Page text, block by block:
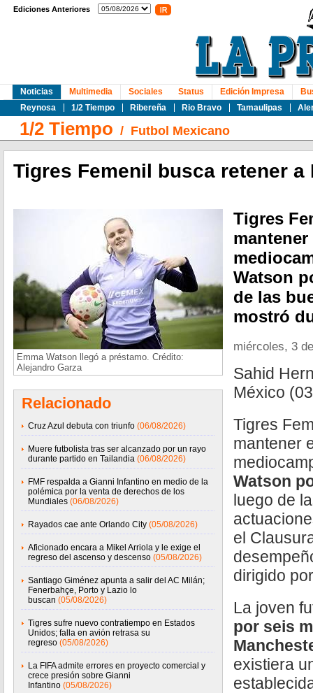
Ediciones Anteriores
Noticias
Reynosa
1/2 Tiempo Ribereña Rio Bravo Tamaulipas
Multimedia Sociales Status Edición Impresa
1/2 Tiempo / Futbol Mexicano
Tigres Femenil busca retener a
Emma Watson llegó a préstamo. Crédito:
Alejandro Garza
Relacionado
Cruz Azul debuta con triunfo (06/08/2026)
Muere futbolista tras ser alcanzado por un rayo
durante partido en Tailandia (06/08/2026)
FMF respalda a Gianni Infantino en medio de la
polémica por la venta de derechos de los
Mundiales (06/08/2026)
Rayados cae ante Orlando City (05/08/2026)
Aficionado encara a Mikel Arriola y le exige el
regreso del ascenso y descenso (05/08/2026)
Santiago Giménez apunta a salir del AC Milán;
Fenerbahçe, Porto y Lazio lo
buscan (05/08/2026)
Tigres sufre nuevo contratiempo en Estados
Unidos; falla en avión retrasa su
regreso (05/08/2026)
La FIFA admite errores en proyecto comercial y
crece presión sobre Gianni
Infantino (05/08/2026)
Tigres
Watson
de las
mostró
miércoles, 3
Sahid
México
Tigres
mantener
Watson
luego de
el
dirigido
La joven
por seis
existiera